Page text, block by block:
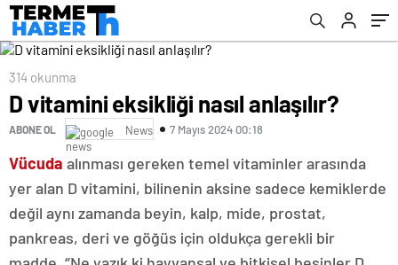
314 okunma
D vitamini eksikliği nasıl anlaşılır?
ABONE OL News 7 Mayıs 2024 00:18
Vücuda alınması gereken temel vitaminler arasında
yer alan D vitamini, bilinenin aksine sadece kemiklerde
değil aynı zamanda beyin, kalp, mide, prostat,
pankreas, deri ve göğüs için oldukça gerekli bir